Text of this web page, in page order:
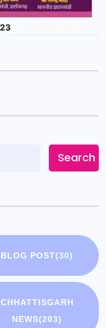
Search
BLOG POST(30)
CHHATTISGARH
NEWS(203)